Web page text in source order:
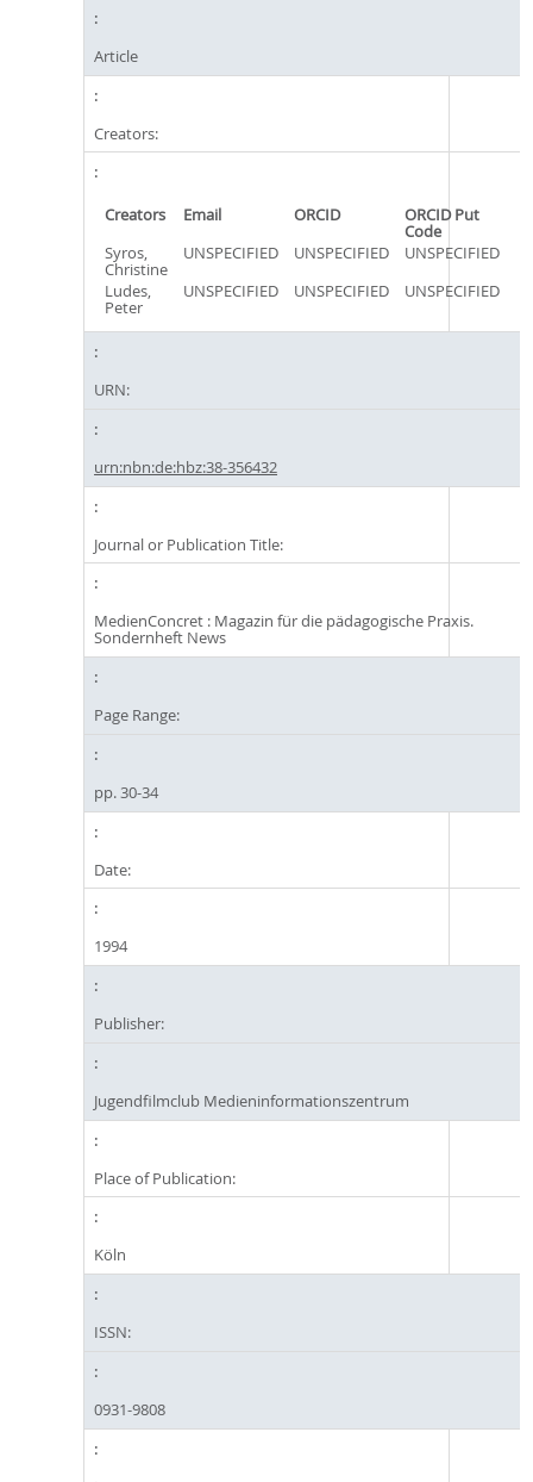
Article
Creators:
Creators Email ORCID ORCID Put
Code
Syros,
Christine
UNSPECIFIED UNSPECIFIED
UNSPECIFIED
Ludes,
Peter
UNSPECIFIED UNSPECIFIED UNSPECIFIED
URN:
urn:nbn:de:hbz:38-356432
Journal or Publication Title:
MedienConcret : Magazin für die pädagogische Praxis.
Sondernheft News
Page Range:
pp. 30-34
Date:
1994
Publisher:
Jugendfilmclub Medieninformationszentrum
Place of Publication:
Köln
ISSN:
0931-9808